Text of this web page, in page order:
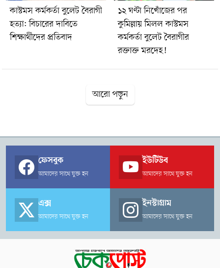
ছায়া নেমে এসেছে। আইনশৃঙ্খলা বাহিনী জানিয়েছে, জড়িত অন্যদের
শনাক্ত ও গ্রেফতারে অভিযান অব্যাহত রয়েছে।
কাস্টমস কর্মকর্তা বুলেট বৈরাগী
হত্যা: বিচারের দাবিতে
শিক্ষার্থীদের প্রতিবাদ
১২ ঘণ্টা নিখোঁজের পর
কুমিল্লায় মিলল কাস্টমস
কর্মকর্তা বুলেট বৈরাগীর
রক্তাক্ত মরদেহ!
আরো পড়ুন
ফেসবুক
আমাদের সাথে যুক্ত হন
ইউটিউব
আমাদের সাথে যুক্ত হন
এক্স
আমাদের সাথে যুক্ত হন
ইনস্টাগ্রাম
আমাদের সাথে যুক্ত হন